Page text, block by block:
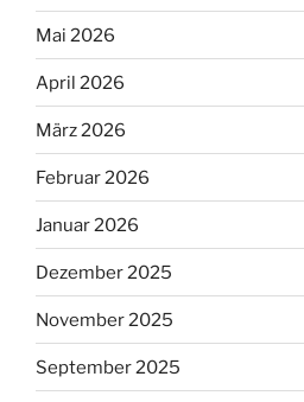
Mai 2026
April 2026
März 2026
Februar 2026
Januar 2026
Dezember 2025
November 2025
September 2025